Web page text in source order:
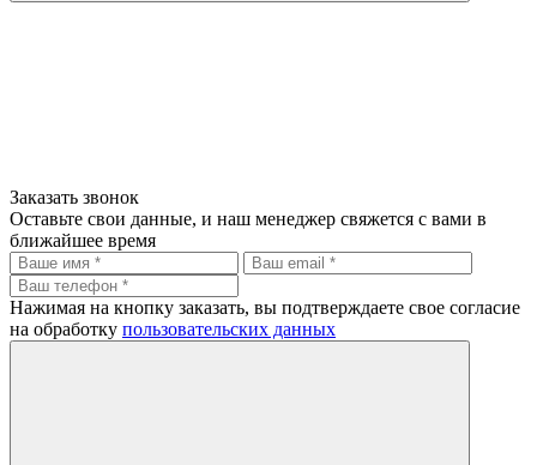
Заказать звонок
Оставьте свои данные, и наш менеджер свяжется с вами в
ближайшее время
Нажимая на кнопку заказать, вы подтверждаете свое согласие
на обработку пользовательских данных